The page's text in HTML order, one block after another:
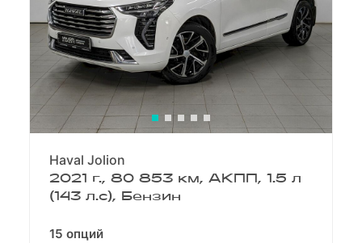
Haval Jolion
2021 г., 80 853 км, АКПП, 1.5 л
(143 л.с), Бензин
15 опций